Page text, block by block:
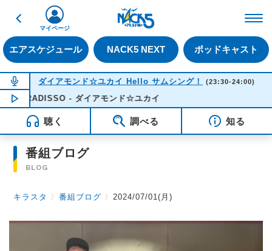
戻る
エアスケジュール NACK5 NEXT ポッドキャスト
マイページ
NOW ON AIR
ダイアモンド☆ユカイ Hello サムシング！ (23:30-24:00)
NOW PLAYING 23:49
- ダイアモンド☆ユカイ
聴く 調べる 知る
番組ブログ
BLOG
キラスタ 〉番組ブログ 〉2024/07/01(月)